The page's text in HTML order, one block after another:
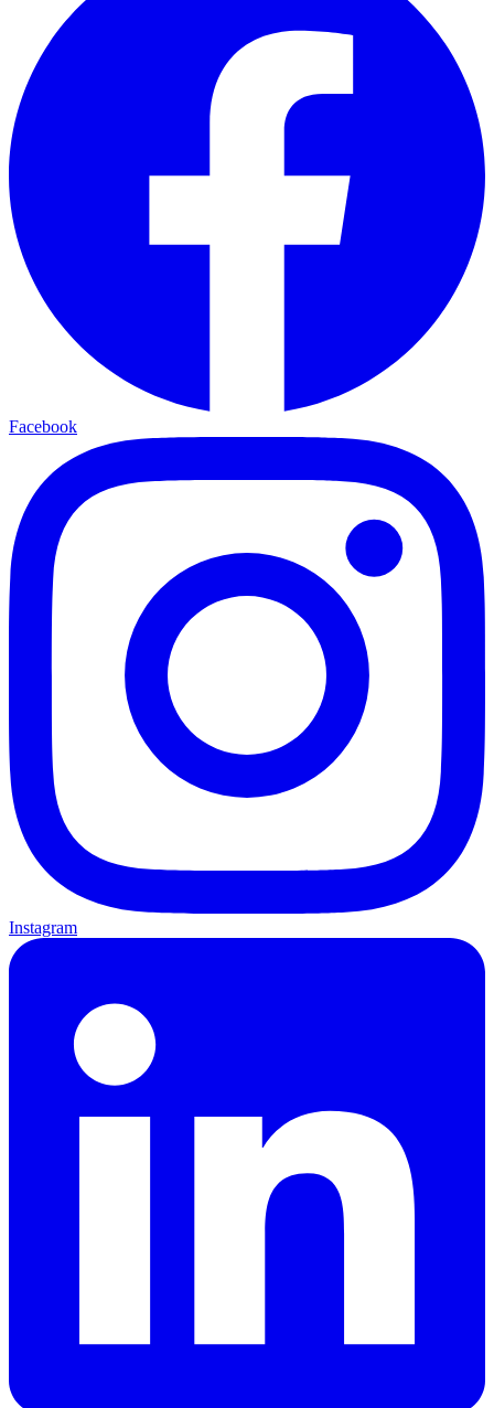
Facebook
Instagram